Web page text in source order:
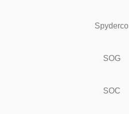
Spyderco
SOG
SOC